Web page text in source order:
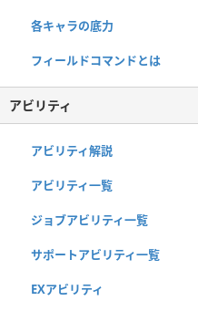
各キャラの底力
フィールドコマンドとは
アビリティ
アビリティ解説
アビリティ一覧
ジョブアビリティ一覧
サポートアビリティ一覧
EXアビリティ